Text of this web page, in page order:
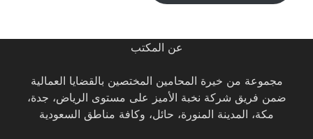
عن المكتب
مجموعة من خيرة المحامين المختصين بالقضايا العمالية
ضمن فريق شركة نخبة الأميز على مستوى الرياض، جدة،
مكة، المدينة المنورة، حائل، وكافة مناطق السعودية